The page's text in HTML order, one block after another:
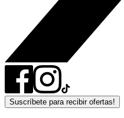
Suscríbete para recibir ofertas!